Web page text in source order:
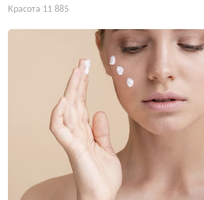
Красота 11 885